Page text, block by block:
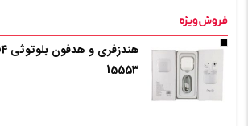
✧ چت با پشتیبان واتس آپ
در حال حاضر این محصول در انبار موجود نیست و در
✧ چت با پشتیبان واتس آپ
15553